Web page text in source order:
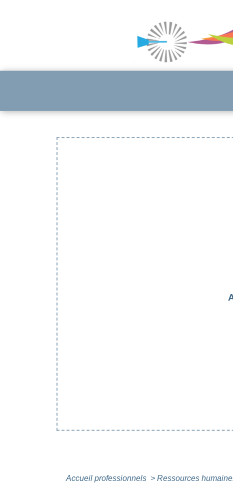
Accueil professionnels > Ressources